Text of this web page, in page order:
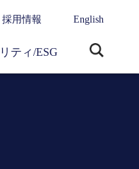
採用情報 English
ティ/ESG